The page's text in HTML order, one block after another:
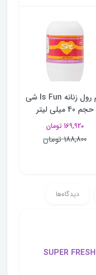
مام رول زنانه Is Fun شی
حجم 40 میلی لیتر
169,920 تومان
188,800 تومان
دیدگاه‌ها
رولان ضد تعریق آقایان مدل SUPER FRESH